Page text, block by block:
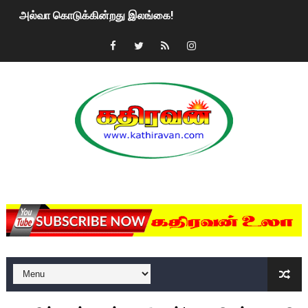
அல்வா கொடுக்கின்றது இலங்கை!
2ஆம் நாள் உக்ரைன் யுத்தம்!! எங்களைத் தனிமையில்
மகிந்த ராஜபக்சே பதவி விலக திட்டம்?
ரவுடி பேபிக்கு நடந்த தரமான சம்பவம்.. ஆபாச வீடியோக்களால்
குண்டை தூக்கிப்போட்ட ஆய்வு…. இந்தியாவின் “கோவிஷீல்டு”
யாழில் தமிழின தலைவர் பிரபாகரனின் பிறந்தநாளை
ஏர்போர்ட்டில் உதைத்த நபர் யார், என்ன நடந்தது?: உண்மையை
சீனா இலங்கையிடம் 8 மில்லியன் அமெரிக்க டொலர் நட்டஈடு